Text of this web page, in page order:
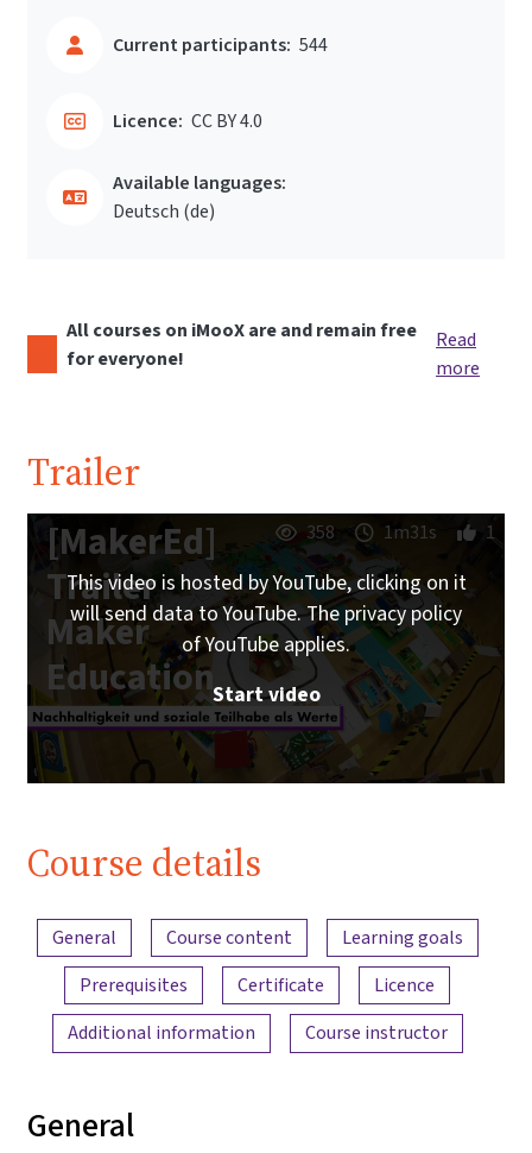
Current participants: 544
Licence: CC BY 4.0
Available languages:
Deutsch ‎(de)‎
All courses on iMooX are and remain free
for everyone!
Read
more
Trailer
[MakerEd]
Trailer
Maker
Education
358 1m31s 1
This video is hosted by YouTube, clicking on it
will send data to YouTube. The privacy policy
of YouTube applies.
Start video
Course details
Content overview
General Course content
Learning goals
Prerequisites
Certificate
Licence
Additional information
Course instructor
General